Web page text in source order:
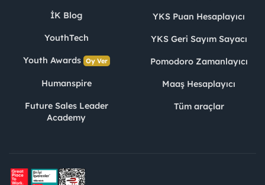
İK Blog
YouthTech
Youth Awards Oy Ver
Humanspire
Future Sales Leader
Academy
YKS Puan Hesaplayıcı
YKS Geri Sayım Sayacı
Pomodoro Zamanlayıcı
Maaş Hesaplayıcı
Tüm araçlar